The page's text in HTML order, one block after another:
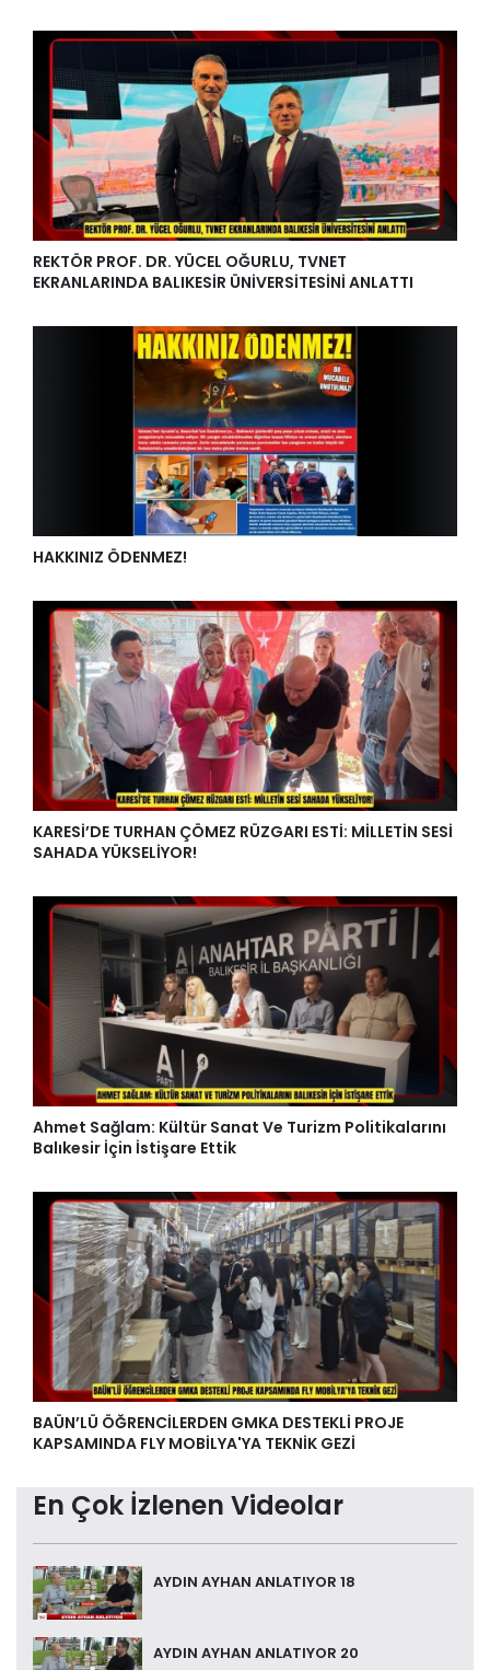
REKTÖR PROF. DR. YÜCEL OĞURLU, TVNET
EKRANLARINDA BALIKESİR ÜNİVERSİTESİNİ ANLATTI
HAKKINIZ ÖDENMEZ!
KARESİ’DE TURHAN ÇÖMEZ RÜZGARI ESTİ: MİLLETİN SESİ
SAHADA YÜKSELİYOR!
Ahmet Sağlam: Kültür Sanat Ve Turizm Politikalarını
Balıkesir İçin İstişare Ettik
BAÜN’LÜ ÖĞRENCİLERDEN GMKA DESTEKLİ PROJE
KAPSAMINDA FLY MOBİLYA'YA TEKNİK GEZİ
En Çok İzlenen Videolar
AYDIN AYHAN ANLATIYOR 18
AYDIN AYHAN ANLATIYOR 20